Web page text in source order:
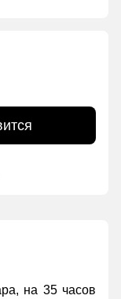
на 35 часов